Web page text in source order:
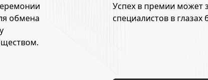
обмена
Успех в премии может
специалистов в